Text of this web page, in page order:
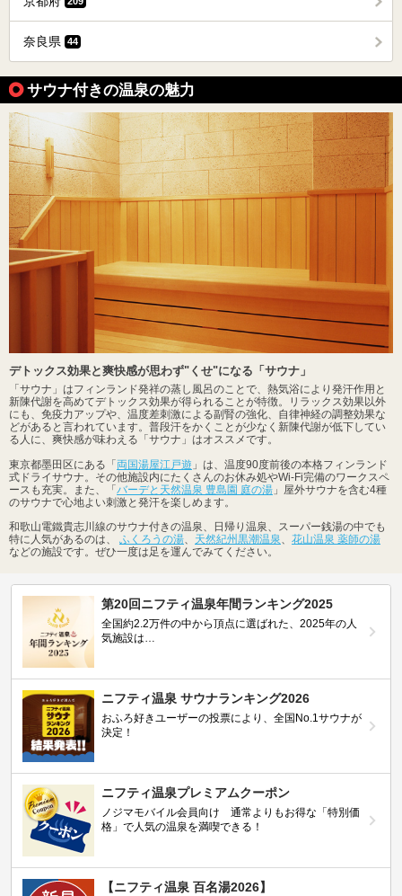
奈良県 44
サウナ付きの温泉の魅力
デトックス効果と爽快感が思わず"くせ"になる「サウナ」
「サウナ」はフィンランド発祥の蒸し風呂のことで、熱気浴により発汗作用と
新陳代謝を高めてデトックス効果が得られることが特徴。リラックス効果以外
にも、免疫力アップや、温度差刺激による副腎の強化、自律神経の調整効果な
どがあると言われています。普段汗をかくことが少なく新陳代謝が低下してい
る人に、爽快感が味わえる「サウナ」はオススメです。
東京都墨田区にある「両国湯屋江戸遊 」は、温度90度前後の本格フィンランド
式ドライサウナ。その他施設内にたくさんのお休み処やWi-Fi完備のワークスペ
ースも充実。また、「バーデと天然温泉 豊島園 庭の湯 」屋外サウナを含む4種
のサウナで心地よい刺激と発汗を楽しめます。
和歌山電鐵貴志川線のサウナ付きの温泉、日帰り温泉、スーパー銭湯の中でも
特に人気があるのは、 ふくろうの湯 天然紀州黒潮温泉
花山温泉 薬師の湯
などの施設です。ぜひ一度は足を運んでみてください。
第20回ニフティ温泉年間ランキング2025
全国約2.2万件の中から頂点に選ばれた、2025年の人
気施設は…
ニフティ温泉 サウナランキング2026
おふろ好きユーザーの投票により、全国No.1サウナが
決定！
ニフティ温泉プレミアムクーポン
ノジマモバイル会員向け 通常よりもお得な「特別価
格」で人気の温泉を満喫できる！
【ニフティ温泉 百名湯2026】